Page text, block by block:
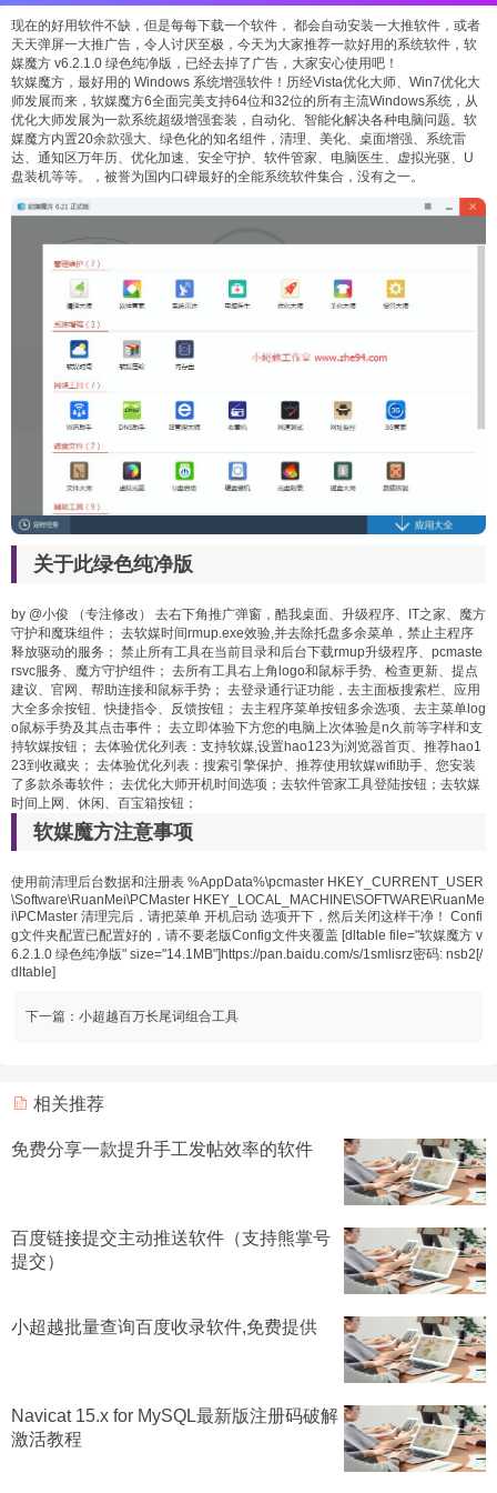
现在的好用软件不缺，但是每每下载一个软件， 都会自动安装一大推软件，或者
天天弹屏一大推广告，令人讨厌至极，今天为大家推荐一款好用的系统软件，软
媒魔方 v6.2.1.0 绿色纯净版，已经去掉了广告，大家安心使用吧！
软媒魔方，最好用的 Windows 系统增强软件！历经Vista优化大师、Win7优化大
师发展而来，软媒魔方6全面完美支持64位和32位的所有主流Windows系统，从
优化大师发展为一款系统超级增强套装，自动化、智能化解决各种电脑问题。软
媒魔方内置20余款强大、绿色化的知名组件，清理、美化、桌面增强、系统雷
达、通知区万年历、优化加速、安全守护、软件管家、电脑医生、虚拟光驱、U
盘装机等等。，被誉为国内口碑最好的全能系统软件集合，没有之一。
关于此绿色纯净版
by @小俊 （专注修改） 去右下角推广弹窗，酷我桌面、升级程序、IT之家、魔方
守护和魔珠组件； 去软媒时间rmup.exe效验,并去除托盘多余菜单，禁止主程序
释放驱动的服务； 禁止所有工具在当前目录和后台下载rmup升级程序、pcmaste
rsvc服务、魔方守护组件； 去所有工具右上角logo和鼠标手势、检查更新、提点
建议、官网、帮助连接和鼠标手势； 去登录通行证功能，去主面板搜索栏、应用
大全多余按钮、快捷指令、反馈按钮； 去主程序菜单按钮多余选项、去主菜单log
o鼠标手势及其点击事件； 去立即体验下方您的电脑上次体验是n久前等字样和支
持软媒按钮； 去体验优化列表：支持软媒,设置hao123为浏览器首页、推荐hao1
23到收藏夹； 去体验优化列表：搜索引擎保护、推荐使用软媒wifi助手、您安装
了多款杀毒软件； 去优化大师开机时间选项；去软件管家工具登陆按钮；去软媒
时间上网、休闲、百宝箱按钮；
软媒魔方注意事项
使用前清理后台数据和注册表 %AppData%\pcmaster HKEY_CURRENT_USER
\Software\RuanMei\PCMaster HKEY_LOCAL_MACHINE\SOFTWARE\RuanMe
i\PCMaster 清理完后，请把菜单 开机启动 选项开下，然后关闭这样干净！ Confi
g文件夹配置已配置好的，请不要老版Config文件夹覆盖 [dltable file="软媒魔方 v
6.2.1.0 绿色纯净版" size="14.1MB"]https://pan.baidu.com/s/1smlisrz密码: nsb2[/
dltable]
下一篇： 小超越百万长尾词组合工具
相关推荐
免费分享一款提升手工发帖效率的软件
百度链接提交主动推送软件（支持熊掌号
提交）
小超越批量查询百度收录软件,免费提供
Navicat 15.x for MySQL最新版注册码破解
激活教程